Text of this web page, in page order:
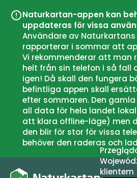
Naturkartan-appen kan
uppdateras för vissa
Användare av
rapporterar i sommar att
Vi rekommenderar att man
helt från sin telefon i så fall
igen! Då skall den fungera
befintliga appen skall
efter sommaren. Den
all data för hela landet
att klara offline-läge) men
den blir för stor för vissa
behöver den raderas och
klientem